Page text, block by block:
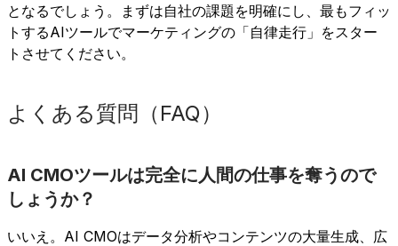
となるでしょう。まずは自社の課題を明確にし、最もフィッ
トするAIツールでマーケティングの「自律走行」をスター
トさせてください。
よくある質問（FAQ）
AI CMOツールは完全に人間の仕事を奪うので
しょうか？
いいえ。AI CMOはデータ分析やコンテンツの大量生成、広